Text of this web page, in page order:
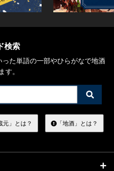
検索
った単語の一部やひらがなで地酒
す。
検
索
す
る
元」とは？ 「地酒」とは？